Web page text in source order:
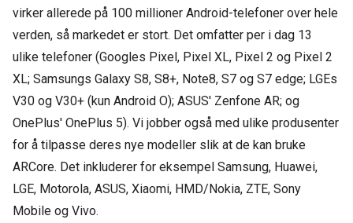
virker allerede på 100 millioner Android-telefoner over hele
verden, så markedet er stort. Det omfatter per i dag 13
ulike telefoner (Googles Pixel, Pixel XL, Pixel 2 og Pixel 2
XL; Samsungs Galaxy S8, S8+, Note8, S7 og S7 edge; LGEs
V30 og V30+ (kun Android O); ASUS' Zenfone AR; og
OnePlus' OnePlus 5). Vi jobber også med ulike produsenter
for å tilpasse deres nye modeller slik at de kan bruke
ARCore. Det inkluderer for eksempel Samsung, Huawei,
LGE, Motorola, ASUS, Xiaomi, HMD/Nokia, ZTE, Sony
Mobile og Vivo.